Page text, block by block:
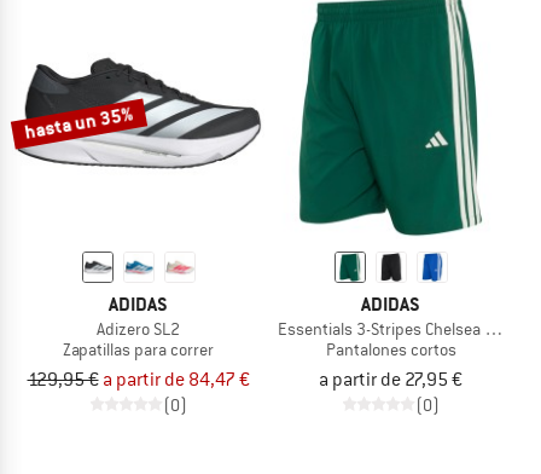
hasta un 35%
ADIDAS
Adizero SL2
Zapatillas para correr
129,95 € a partir de 84,47 €
(0)
ADIDAS
Essentials 3-Stripes Chelsea Lite
Pantalones cortos
a partir de 27,95 €
(0)